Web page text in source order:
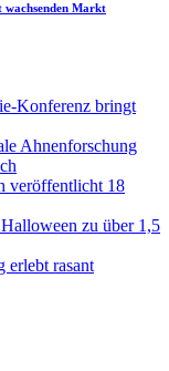
wachsenden Markt
Konferenz bringt
Ahnenforschung
veröffentlicht 18
zu über 1,5
erlebt rasant